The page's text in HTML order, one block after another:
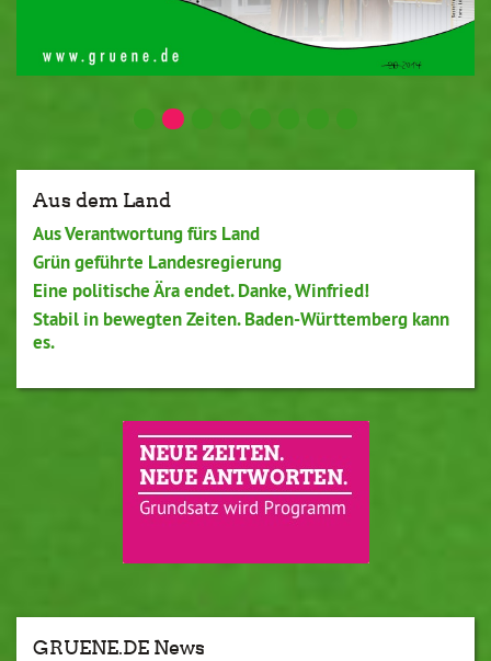
Aus dem Land
Aus Verantwortung fürs Land
Grün geführte Landesregierung
Eine politische Ära endet. Danke, Winfried!
Stabil in bewegten Zeiten. Baden-Württemberg kann
es.
GRUENE.DE News